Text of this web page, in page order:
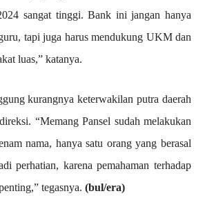
sangat tinggi. Bank ini jangan hanya
tapi juga harus mendukung UKM dan
luas,” katanya.
kurangnya keterwakilan putra daerah
“Memang Pansel sudah melakukan
nama, hanya satu orang yang berasal
perhatian, karena pemahaman terhadap
tegasnya. (bul/era)